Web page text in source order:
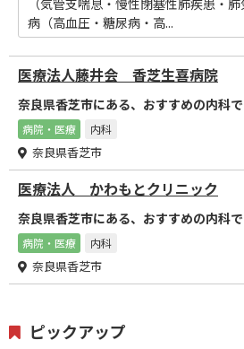
（気管支喘息・慢性閉塞性肺疾患・
病（高血圧・糖尿病・高...
医療法人藤井会 香芝生喜病院
奈良県香芝市にある、おすすめの内科
病院・医療 内科
奈良県香芝市
医療法人 かわもとクリニック
奈良県香芝市にある、おすすめの内科
病院・医療 内科
奈良県香芝市
ピックアップ